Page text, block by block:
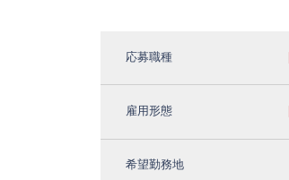
応募職種
雇用形態
希望勤務地